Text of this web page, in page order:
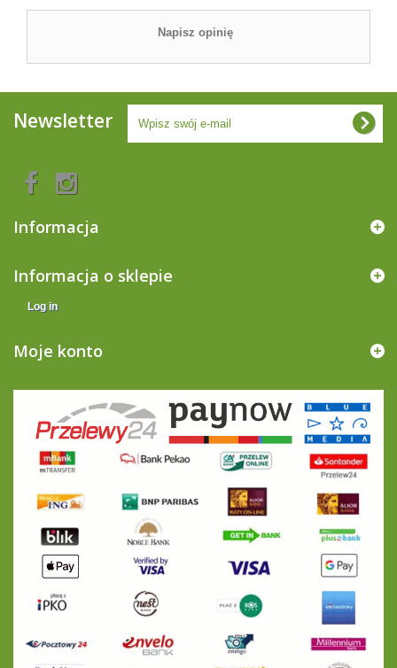
Napisz opinię
Newsletter
Informacja
Informacja o sklepie
Log in
Moje konto